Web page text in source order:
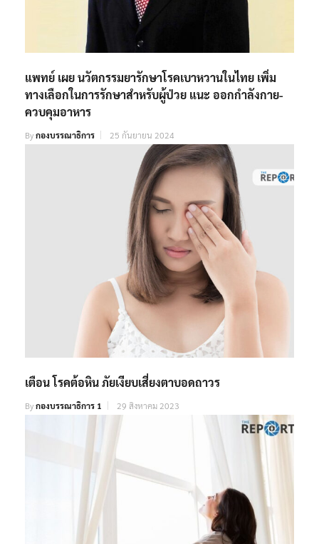
แพทย์ เผย นวัตกรรมยารักษาโรคเบาหวานในไทย เพิ่ม
ทางเลือกในการรักษาสำหรับผู้ป่วย แนะ ออกกำลังกาย-
ควบคุมอาหาร
Byกองบรรณาธิการ 25 กันยายน 2024
เตือน โรคต้อหิน ภัยเงียบเสี่ยงตาบอดถาวร
Byกองบรรณาธิการ 1 29 สิงหาคม 2023